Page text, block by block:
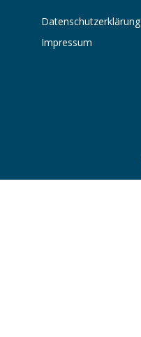
Datenschutzerklärung
Impressum